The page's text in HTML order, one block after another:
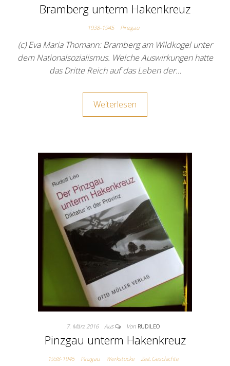
Bramberg unterm Hakenkreuz
1938-1945 Pinzgau
(c) Eva Maria Thomann: Bramberg am Wildkogel unter
dem Nationalsozialismus. Welche Auswirkungen hatte
das Dritte Reich auf das Leben der…
Weiterlesen
7. März 2016 Aus Von RUDILEO
Pinzgau unterm Hakenkreuz
1938-1945 Pinzgau Werkstücke Zeit.Geschichte